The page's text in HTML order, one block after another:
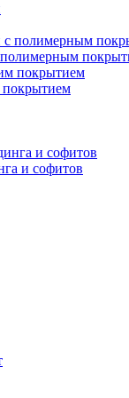
покрытием
и софитов